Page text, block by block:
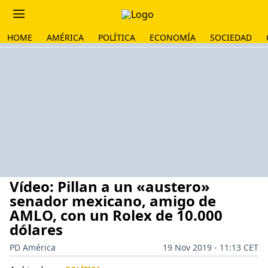
HOME AMÉRICA POLÍTICA ECONOMÍA SOCIEDAD
Vídeo: Pillan a un «austero»
senador mexicano, amigo de
AMLO, con un Rolex de 10.000
dólares
PD América
19 Nov 2019 - 11:13 CET